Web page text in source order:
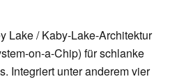
Lake / Kaby-Lake-Architektur
on-a-Chip) für schlanke
Integriert unter anderem vier